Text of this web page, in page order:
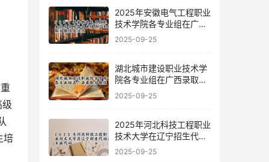
培
2025年安徽电气工程职业
技术学院各专业组在广东
录取分数线及位次
2025-09-25
湖北城市建设职业技术学
院各专业组在广西录取分
数线
2025-09-25
2025年河北科技工程职业
技术大学在辽宁招生代码
及专业代码
2025-09-25